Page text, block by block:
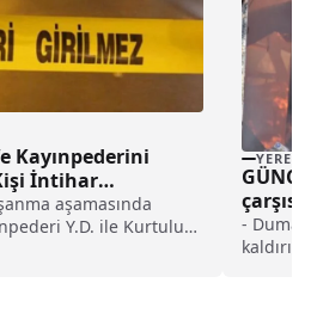
Kayınpederini
İntihar
aşamasında
Y.D. ile Kurtuluş
YEREL
alındı
-